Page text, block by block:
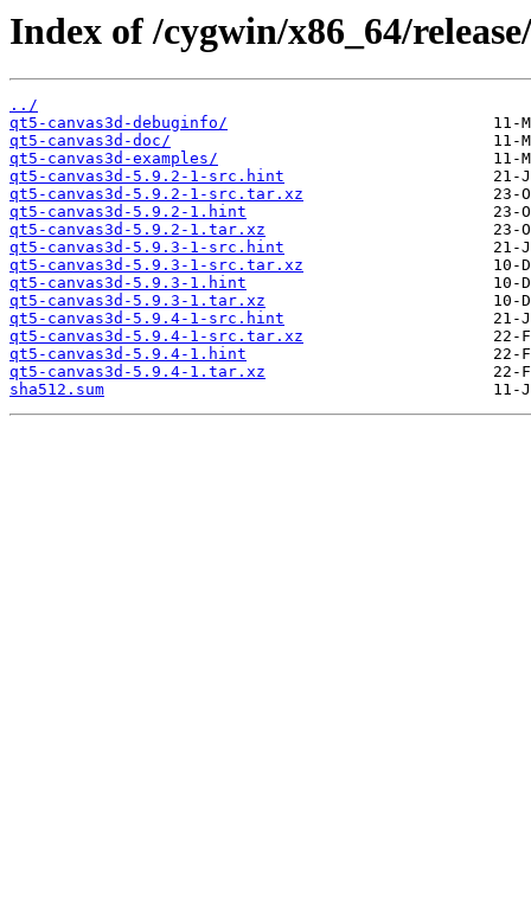
Index of /cygwin/x86_64/
../
qt5-canvas3d-debuginfo/
qt5-canvas3d-doc/
qt5-canvas3d-examples/
qt5-canvas3d-5.9.2-1-src.hint
qt5-canvas3d-5.9.2-1-src.tar.xz
qt5-canvas3d-5.9.2-1.hint
qt5-canvas3d-5.9.2-1.tar.xz
qt5-canvas3d-5.9.3-1-src.hint
qt5-canvas3d-5.9.3-1-src.tar.xz
qt5-canvas3d-5.9.3-1.hint
qt5-canvas3d-5.9.3-1.tar.xz
qt5-canvas3d-5.9.4-1-src.hint
qt5-canvas3d-5.9.4-1-src.tar.xz
qt5-canvas3d-5.9.4-1.hint
qt5-canvas3d-5.9.4-1.tar.xz
sha512.sum